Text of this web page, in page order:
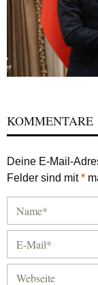
KOMMENTARE
Deine E-Mail-
Felder sind mit*